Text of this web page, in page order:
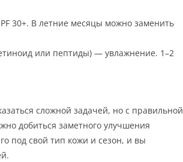
30+. В летние месяцы можно заменить
или пептиды) — увлажнение. 1–2
сложной задачей, но с правильной
добиться заметного улучшения
под свой тип кожи и сезон, и вы